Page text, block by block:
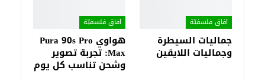
آفاق فلسفيّة‎
جماليات السيطرة
وجماليات اللايقين
آفاق فلسفيّة‎
هواوي Pura 90s Pro
Max: تجربة تصوير
وشحن تناسب كل يوم